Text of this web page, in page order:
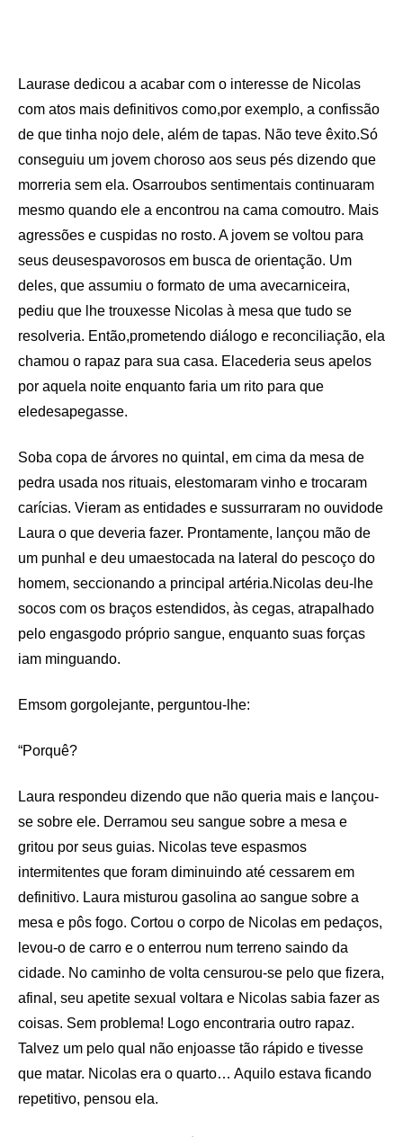
Laurase dedicou a acabar com o interesse de Nicolas
com atos mais definitivos como,por exemplo, a confissão
de que tinha nojo dele, além de tapas. Não teve êxito.Só
conseguiu um jovem choroso aos seus pés dizendo que
morreria sem ela. Osarroubos sentimentais continuaram
mesmo quando ele a encontrou na cama comoutro. Mais
agressões e cuspidas no rosto. A jovem se voltou para
seus deusespavorosos em busca de orientação. Um
deles, que assumiu o formato de uma avecarniceira,
pediu que lhe trouxesse Nicolas à mesa que tudo se
resolveria. Então,prometendo diálogo e reconciliação, ela
chamou o rapaz para sua casa. Elacederia seus apelos
por aquela noite enquanto faria um rito para que
eledesapegasse.
Soba copa de árvores no quintal, em cima da mesa de
pedra usada nos rituais, elestomaram vinho e trocaram
carícias. Vieram as entidades e sussurraram no ouvidode
Laura o que deveria fazer. Prontamente, lançou mão de
um punhal e deu umaestocada na lateral do pescoço do
homem, seccionando a principal artéria.Nicolas deu-lhe
socos com os braços estendidos, às cegas, atrapalhado
pelo engasgodo próprio sangue, enquanto suas forças
iam minguando.
Emsom gorgolejante, perguntou-lhe:
“Porquê?
Laura respondeu dizendo que não queria mais e lançou-
se sobre ele. Derramou seu sangue sobre a mesa e
gritou por seus guias. Nicolas teve espasmos
intermitentes que foram diminuindo até cessarem em
definitivo. Laura misturou gasolina ao sangue sobre a
mesa e pôs fogo. Cortou o corpo de Nicolas em pedaços,
levou-o de carro e o enterrou num terreno saindo da
cidade. No caminho de volta censurou-se pelo que fizera,
afinal, seu apetite sexual voltara e Nicolas sabia fazer as
coisas. Sem problema! Logo encontraria outro rapaz.
Talvez um pelo qual não enjoasse tão rápido e tivesse
que matar. Nicolas era o quarto… Aquilo estava ficando
repetitivo, pensou ela.